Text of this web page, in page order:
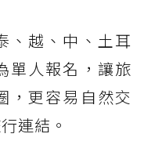
、越、中、土耳
單人報名，讓旅
，更容易自然交
連結。